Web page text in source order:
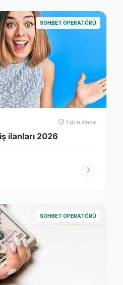
SOHBET OPERATÖRÜ
1 gün önce
ilanları 2026
SOHBET OPERATÖRÜ